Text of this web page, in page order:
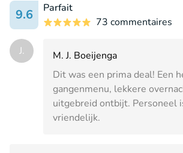
9.6
Parfait
73 commentaires
J.
M. J. Boeijenga
Dit was een prima deal! Een
gangenmenu, lekkere
uitgebreid ontbijt. Personeel
vriendelijk.